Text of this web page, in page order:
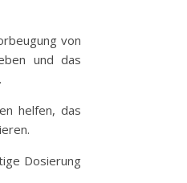
von
und das
helfen, das
Dosierung